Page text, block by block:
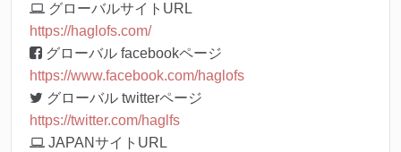
グローバルサイトURL
https://haglofs.com/
グローバル facebookページ
https://www.facebook.com/haglofs
グローバル twitterページ
https://twitter.com/haglfs
JAPANサイトURL